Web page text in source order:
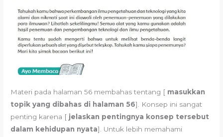
Materi pada halaman 56 membahas tentang [ masukkan
topik yang dibahas di halaman 56]. Konsep ini sangat
penting karena [ jelaskan pentingnya konsep tersebut
dalam kehidupan nyata]. Untuk lebih memahami